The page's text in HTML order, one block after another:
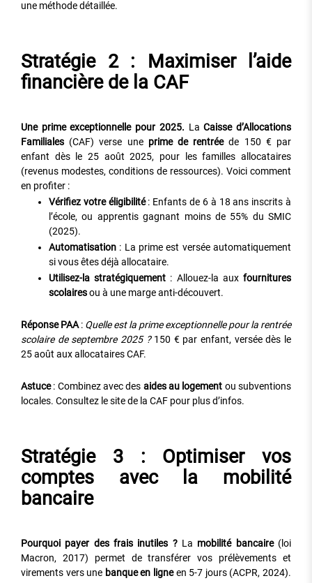
une méthode détaillée.
Stratégie 2 : Maximiser l’aide
financière de la CAF
Une prime exceptionnelle pour 2025. LaCaisse d’Allocations
Familiales (CAF) verse une prime de rentréede 150 € par
enfant dès le 25 août 2025, pour les familles allocataires
(revenus modestes, conditions de ressources). Voici comment
en profiter :
Vérifiez votre éligibilité: Enfants de 6 à 18 ans inscrits à
l’école, ou apprentis gagnant moins de 55% du SMIC
(2025).
Automatisation : La prime est versée automatiquement
si vous êtes déjà allocataire.
Utilisez-la stratégiquement : Allouez-la auxfournitures
scolairesou à une marge anti-découvert.
Réponse PAA : Quelle est la prime exceptionnelle pour la rentrée
scolaire de septembre 2025 ?150 € par enfant, versée dès le
25 août aux allocataires CAF.
Astuce: Combinez avec des aides au logement ou subventions
locales. Consultez le site de la CAF pour plus d’infos.
Stratégie 3 : Optimiser vos
comptes avec la mobilité
bancaire
Pourquoi payer des frais inutiles ?La mobilité bancaire(loi
Macron, 2017) permet de transférer vos prélèvements et
virements vers une banque en ligneen 5-7 jours (ACPR, 2024).